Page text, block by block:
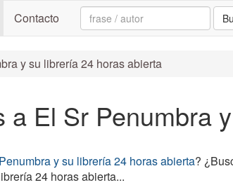
Contacto Search:
y su librería 24 horas abierta
a El Sr Penumbra
y su librería 24 horas abierta?
24 horas abierta...